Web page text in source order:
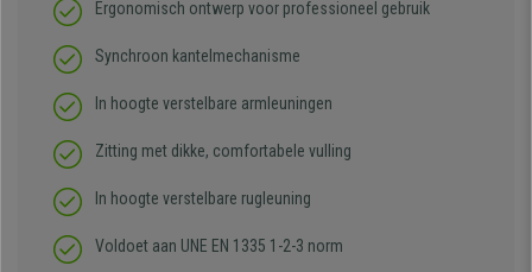
Ergonomisch ontwerp voor professioneel gebruik
Synchroon kantelmechanisme
In hoogte verstelbare armleuningen
Zitting met dikke, comfortabele vulling
In hoogte verstelbare rugleuning
Voldoet aan UNE EN 1335 1-2-3 norm